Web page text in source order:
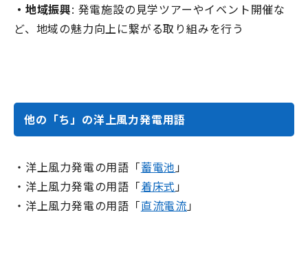
・地域振興: 発電施設の見学ツアーやイベント開催な
ど、地域の魅力向上に繋がる取り組みを行う
他の「ち」の洋上風力発電用語
・洋上風力発電の用語「蓄電池」
・洋上風力発電の用語「着床式」
・洋上風力発電の用語「直流電流」